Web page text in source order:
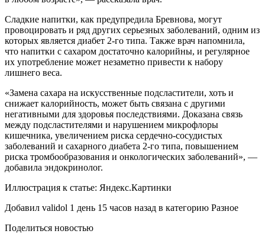
Сладкие напитки, как предупредила Бревнова, могут
провоцировать и ряд других серьезных заболеваний, одним из
которых является диабет 2-го типа. Также врач напомнила,
что напитки с сахаром достаточно калорийны, и регулярное
их употребление может незаметно привести к набору
лишнего веса.
«Замена сахара на искусственные подсластители, хоть и
снижает калорийность, может быть связана с другими
негативными для здоровья последствиями. Доказана связь
между подсластителями и нарушением микрофлоры
кишечника, увеличением риска сердечно-сосудистых
заболеваний и сахарного диабета 2-го типа, повышением
риска тромбообразования и онкологических заболеваний», —
добавила эндокринолог.
Иллюстрация к статье: Яндекс.Картинки
Добавил validol 1 день 15 часов назад в категорию Разное
Поделиться новостью